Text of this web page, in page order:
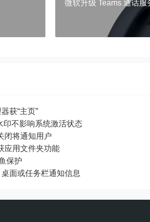
微软升级 Teams 通话
获“主页”
印不影响系统激活状态
闭将通知用户
应用文件夹功能
保护
面或任务栏通知信息